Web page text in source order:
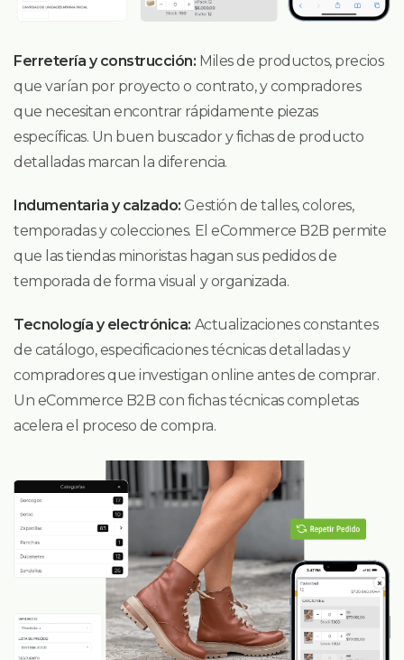
Ferretería y construcción: Miles de productos, precios
que varían por proyecto o contrato, y compradores
que necesitan encontrar rápidamente piezas
específicas. Un buen buscador y fichas de producto
detalladas marcan la diferencia.
Indumentaria y calzado: Gestión de talles, colores,
temporadas y colecciones. El eCommerce B2B permite
que las tiendas minoristas hagan sus pedidos de
temporada de forma visual y organizada.
Tecnología y electrónica: Actualizaciones constantes
de catálogo, especificaciones técnicas detalladas y
compradores que investigan online antes de comprar.
Un eCommerce B2B con fichas técnicas completas
acelera el proceso de compra.